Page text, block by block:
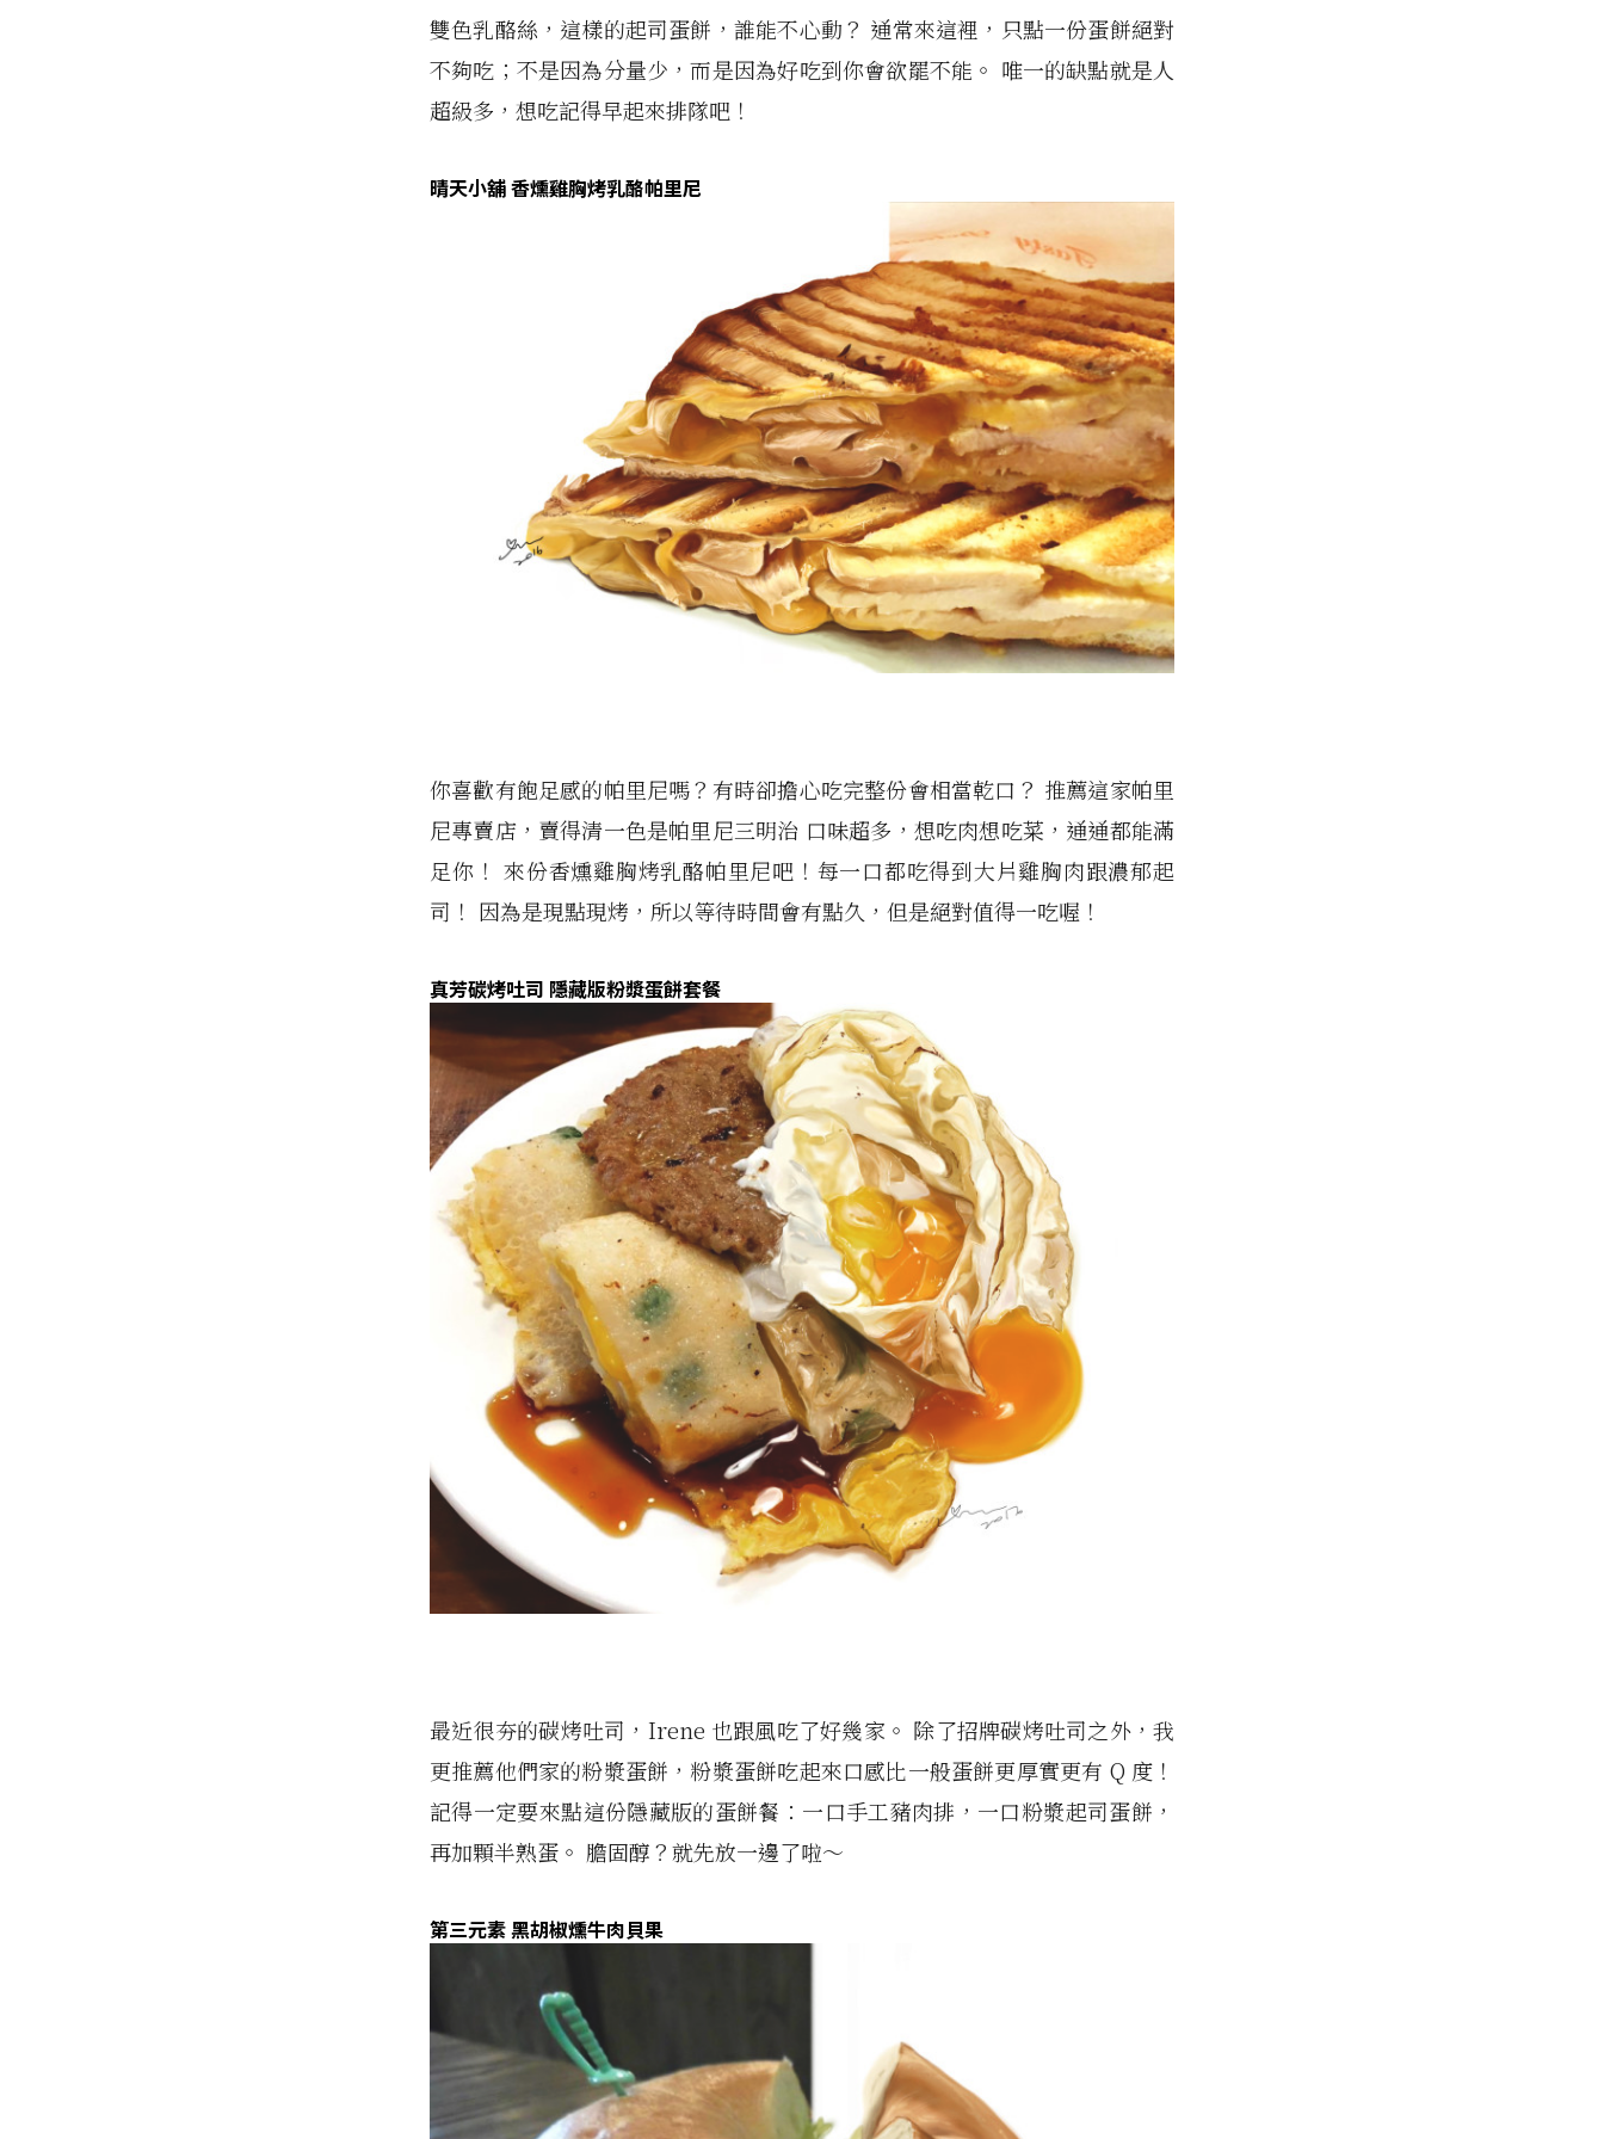
雙色乳酪絲，這樣的起司蛋餅，誰能不心動？ 通常來這裡，只點一份蛋餅絕對
不夠吃；不是因為分量少，而是因為好吃到你會欲罷不能。 唯一的缺點就是人
超級多，想吃記得早起來排隊吧！
晴天小舖 香燻雞胸烤乳酪帕里尼
你喜歡有飽足感的帕里尼嗎？有時卻擔心吃完整份會相當乾口？ 推薦這家帕里
尼專賣店，賣得清一色是帕里尼三明治 口味超多，想吃肉想吃菜，通通都能滿
足你！ 來份香燻雞胸烤乳酪帕里尼吧！每一口都吃得到大片雞胸肉跟濃郁起
司！ 因為是現點現烤，所以等待時間會有點久，但是絕對值得一吃喔！
真芳碳烤吐司 隱藏版粉漿蛋餅套餐
最近很夯的碳烤吐司，Irene 也跟風吃了好幾家。 除了招牌碳烤吐司之外，我
更推薦他們家的粉漿蛋餅，粉漿蛋餅吃起來口感比一般蛋餅更厚實更有 Q 度！
記得一定要來點這份隱藏版的蛋餅餐：一口手工豬肉排，一口粉漿起司蛋餅，
再加顆半熟蛋。 膽固醇？就先放一邊了啦～
第三元素 黑胡椒燻牛肉貝果